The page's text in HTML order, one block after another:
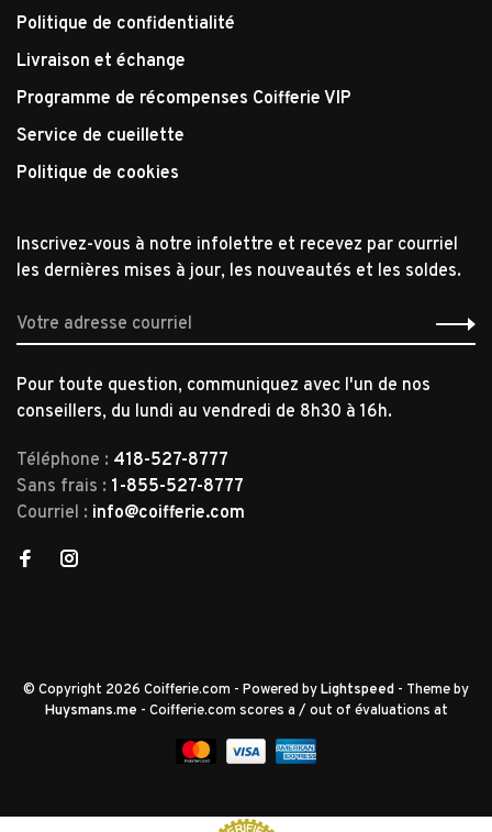
Politique de confidentialité
Livraison et échange
Programme de récompenses Coifferie VIP
Service de cueillette
Politique de cookies
Inscrivez-vous à notre infolettre et recevez par courriel
les dernières mises à jour, les nouveautés et les soldes.
Pour toute question, communiquez avec l'un de nos
conseillers, du lundi au vendredi de 8h30 à 16h.
Téléphone : 418-527-8777
Sans frais : 1-855-527-8777
Courriel : info@coifferie.com
© Copyright 2026 Coifferie.com - Powered byLightspeed - Theme by
Huysmans.me - Coifferie.com scores a / out of évaluations at